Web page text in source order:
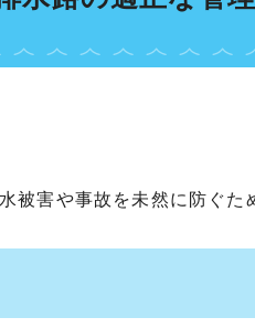
被害や事故を未然に防ぐた